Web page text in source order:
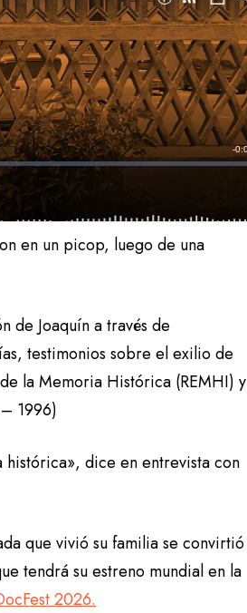
en un picop, luego de una
de Joaquín a través de
testimonios sobre el exilio de
la Memoria Histórica (REMHI) y
1996)
dice en entrevista con
que vivió su familia se convirtió
tendrá su estreno mundial en la
2026.